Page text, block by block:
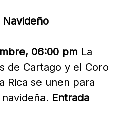
Navideño
06:00 pm La
de Cartago y el Coro
Rica se unen para
Entrada